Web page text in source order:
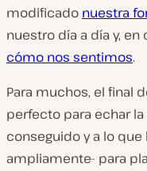
modificado nuestra
nuestro día a día y,
cómo nos sentimos.
Para muchos, el final
perfecto para echar
conseguido y a lo que
ampliamente- para